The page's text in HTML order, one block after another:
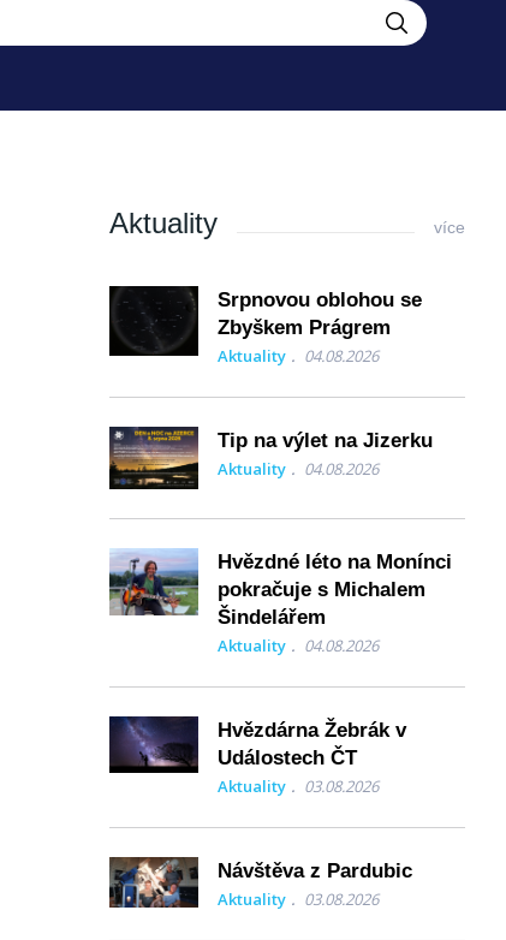
Aktuality více
Srpnovou oblohou se
Zbyškem Prágrem
Aktuality 04.08.2026
Tip na výlet na Jizerku
Aktuality 04.08.2026
Hvězdné léto na Monínci
pokračuje s Michalem
Šindelářem
Aktuality 04.08.2026
Hvězdárna Žebrák v
Událostech ČT
Aktuality 03.08.2026
Návštěva z Pardubic
Aktuality 03.08.2026